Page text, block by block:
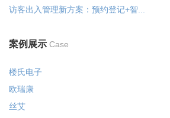
访客出入管理新方案：预约登记+智...
案例展示 Case
楼氏电子
欧瑞康
丝艾